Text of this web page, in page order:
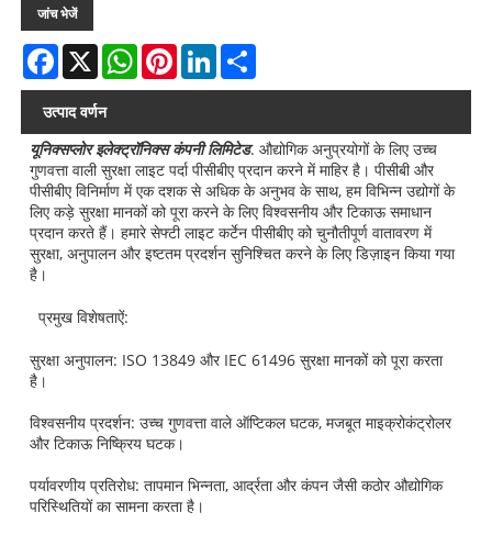
जांच भेजें
Facebook
X WhatsAppPinterestLinkedInShare
उत्पाद वर्णन
यूनिक्सप्लोर इलेक्ट्रॉनिक्स कंपनी लिमिटेड. औद्योगिक अनुप्रयोगों के लिए उच्च
गुणवत्ता वाली सुरक्षा लाइट पर्दा पीसीबीए प्रदान करने में माहिर है। पीसीबी और
पीसीबीए विनिर्माण में एक दशक से अधिक के अनुभव के साथ, हम विभिन्न उद्योगों के
लिए कड़े सुरक्षा मानकों को पूरा करने के लिए विश्वसनीय और टिकाऊ समाधान
प्रदान करते हैं। हमारे सेफ्टी लाइट कर्टेन पीसीबीए को चुनौतीपूर्ण वातावरण में
सुरक्षा, अनुपालन और इष्टतम प्रदर्शन सुनिश्चित करने के लिए डिज़ाइन किया गया
है।
प्रमुख विशेषताऐं:
सुरक्षा अनुपालन: ISO 13849 और IEC 61496 सुरक्षा मानकों को पूरा करता
है।
विश्वसनीय प्रदर्शन: उच्च गुणवत्ता वाले ऑप्टिकल घटक, मजबूत माइक्रोकंट्रोलर
और टिकाऊ निष्क्रिय घटक।
पर्यावरणीय प्रतिरोध: तापमान भिन्नता, आर्द्रता और कंपन जैसी कठोर औद्योगिक
परिस्थितियों का सामना करता है।